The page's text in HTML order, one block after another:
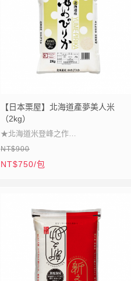
【日本栗屋】北海道產夢美人米
（2kg）
★北海道米登峰之作
★頂級食味特A榮耀
★頭等艙指定選用米
NT$900
NT$750/包